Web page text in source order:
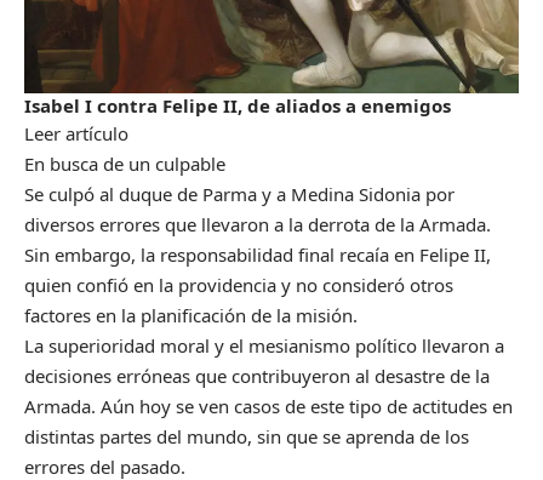
Isabel I contra Felipe II, de aliados a enemigos
Leer artículo
En busca de un culpable
Se culpó al duque de Parma y a Medina Sidonia por
diversos errores que llevaron a la derrota de la Armada.
Sin embargo, la responsabilidad final recaía en Felipe II,
quien confió en la providencia y no consideró otros
factores en la planificación de la misión.
La superioridad moral y el mesianismo político llevaron a
decisiones erróneas que contribuyeron al desastre de la
Armada. Aún hoy se ven casos de este tipo de actitudes en
distintas partes del mundo, sin que se aprenda de los
errores del pasado.